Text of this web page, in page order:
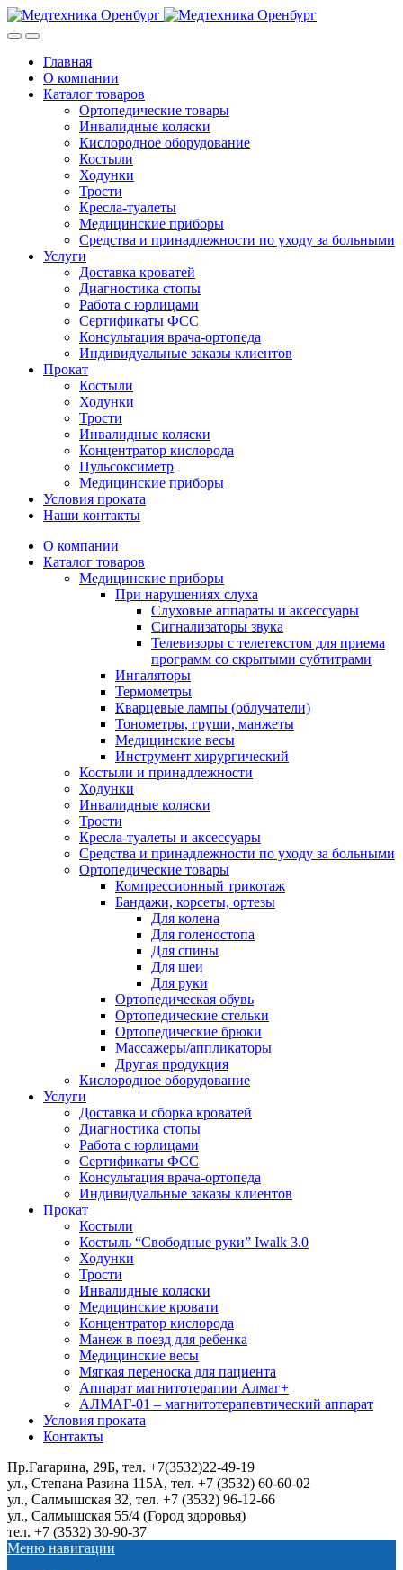
Skip
to
Skip
to
Главная
О компании
Каталог товаров
Ортопедические товары
Инвалидные коляски
Кислородное оборудование
Костыли
Ходунки
Трости
Кресла-туалеты
Медицинские приборы
Средства и принадлежности по уходу за больными
Услуги
Доставка кроватей
Диагностика стопы
Работа с юрлицами
Сертификаты ФСС
Консультация врача-ортопеда
Индивидуальные заказы клиентов
Прокат
Костыли
Ходунки
Трости
Инвалидные коляски
Концентратор кислорода
Пульсоксиметр
Медицинские приборы
Условия проката
Наши контакты
О компании
Каталог товаров
Медицинские приборы
При нарушениях слуха
Слуховые аппараты и аксессуары
Сигнализаторы звука
Телевизоры с телетекстом для приема
программ со скрытыми субтитрами
Ингаляторы
Термометры
Кварцевые лампы (облучатели)
Тонометры, груши, манжеты
Медицинские весы
Инструмент хирургический
Костыли и принадлежности
Ходунки
Инвалидные коляски
Трости
Кресла-туалеты и аксессуары
Средства и принадлежности по уходу за больными
Ортопедические товары
Компрессионный трикотаж
Бандажи, корсеты, ортезы
Для колена
Для голеностопа
Для спины
Для шеи
Для руки
Ортопедическая обувь
Ортопедические стельки
Ортопедические брюки
Массажеры/аппликаторы
Другая продукция
Кислородное оборудование
Услуги
Доставка и сборка кроватей
Диагностика стопы
Работа с юрлицами
Сертификаты ФСС
Консультация врача-ортопеда
Индивидуальные заказы клиентов
Прокат
Костыли
Костыль “Свободные руки” Iwalk 3.0
Ходунки
Трости
Инвалидные коляски
Медицинские кровати
Концентратор кислорода
Манеж в поезд для ребенка
Медицинские весы
Мягкая переноска для пациента
Аппарат магнитотерапии Алмаг+
АЛМАГ-01 – магнитотерапевтический аппарат
Условия проката
Контакты
Пр.Гагарина, 29Б, тел. +7(3532)22-49-19
ул., Степана Разина 115А, тел. +7 (3532) 60-60-02
ул., Салмышская 32, тел. +7 (3532) 96-12-66
ул., Салмышская 55/4 (Город здоровья)
тел. +7 (3532) 30-90-37
Меню навигации